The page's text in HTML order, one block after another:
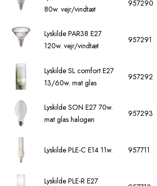
80w. vejr/vindtæt
957290
Lyskilde PAR38 E27
120w. vejr/vindtæt
957291
Lyskilde SL comfort E27
13/60w. mat glas
957292
Lyskilde SON E27 70w.
mat glas halogen
957293
Lyskilde PLE-C E14 11w. 957711
Lyskilde PLE-R E27